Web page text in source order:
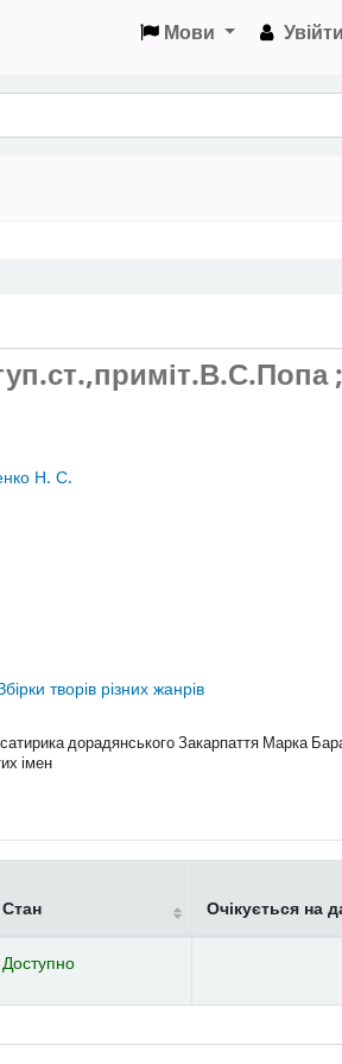
Мови
;
Н. С.
творів різних жанрів
дорадянського Закарпаття Марка
імен
Стан Очікується на
Доступно